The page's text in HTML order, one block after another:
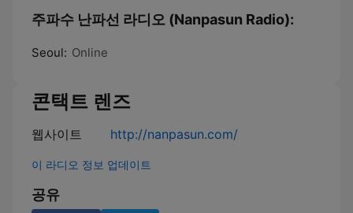
주파수 난파선 라디오 (Nanpasun Radio):
Seoul: Online
콘택트 렌즈
웹사이트 http://nanpasun.com/
이 라디오 정보 업데이트
공유